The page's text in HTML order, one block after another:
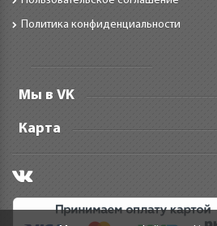
Политика конфиденциальности
Мы в VK
Карта